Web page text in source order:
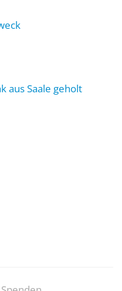
aus Saale geholt